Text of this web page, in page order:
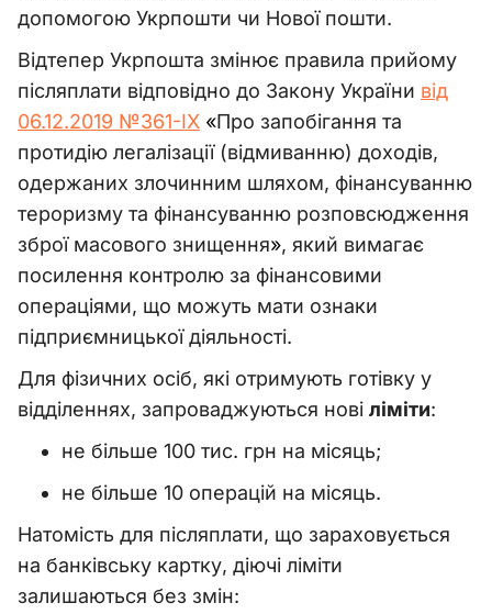
допомогою Укрпошти чи Нової пошти.
Відтепер Укрпошта змінює правила прийому
післяплати відповідно до Закону України від
06.12.2019 №361-IX «Про запобігання та
протидію легалізації (відмиванню) доходів,
одержаних злочинним шляхом, фінансуванню
тероризму та фінансуванню розповсюдження
зброї масового знищення», який вимагає
посилення контролю за фінансовими
операціями, що можуть мати ознаки
підприємницької діяльності.
Для фізичних осіб, які отримують готівку у
відділеннях, запроваджуються нові ліміти:
не більше 100 тис. грн на місяць;
не більше 10 операцій на місяць.
Натомість для післяплати, що зараховується
на банківську картку, діючі ліміти
залишаються без змін: